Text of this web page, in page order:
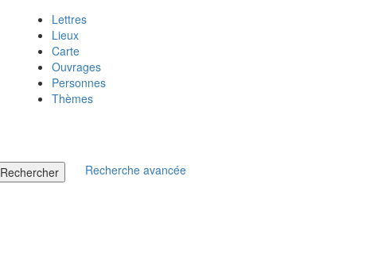
Lettres
Lieux
Carte
Ouvrages
Personnes
Thèmes
Rechercher Recherche avancée